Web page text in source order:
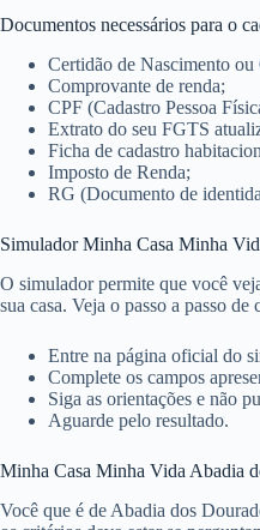
Documentos necessários para o
Certidão de Nascimento ou
Comprovante de renda;
CPF (Cadastro Pessoa
Extrato do seu FGTS
Ficha de cadastro
Imposto de Renda;
RG (Documento de
Simulador Minha Casa Minha
O simulador permite que você
sua casa. Veja o passo a passo
Entre na página oficial do
Complete os campos
Siga as orientações e não
Aguarde pelo resultado.
Minha Casa Minha Vida Abadia
Você que é de Abadia dos